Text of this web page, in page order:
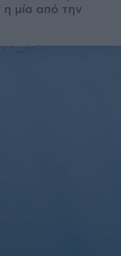
η μία από την